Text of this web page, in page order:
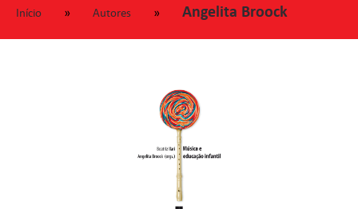
Início » Autores » Angelita Broock